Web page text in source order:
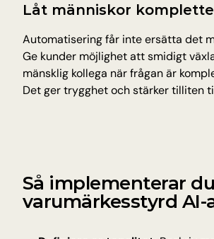
Låt människor
Automatisering får inte ersätta det
Ge kunder möjlighet att smidigt
mänsklig kollega när frågan är
Det ger trygghet och stärker tilliten
Så implementerar
varumärkesstyrd AI-